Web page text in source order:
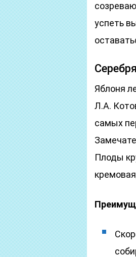
успеть
Яблоня
Л.А.
самых
Плоды